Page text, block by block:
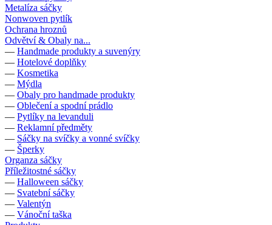
Metalíza sáčky
Nonwoven pytlík
Ochrana hroznů
Odvětví & Obaly na...
— Handmade produkty a suvenýry
— Hotelové doplňky
— Kosmetika
— Mýdla
— Obaly pro handmade produkty
— Oblečení a spodní prádlo
— Pytlíky na levanduli
— Reklamní předměty
— Sáčky na svíčky a vonné svíčky
— Šperky
Organza sáčky
Příležitostné sáčky
— Halloween sáčky
— Svatební sáčky
— Valentýn
— Vánoční taška